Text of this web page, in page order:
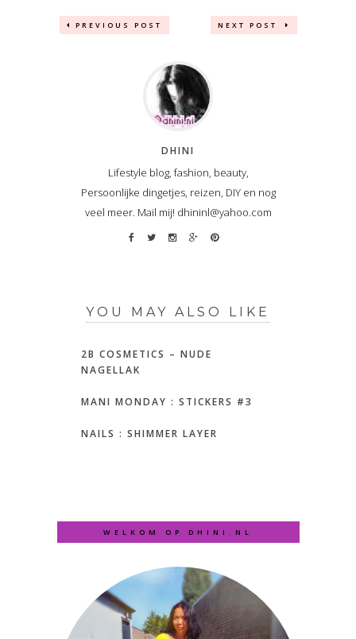
PREVIOUS POST NEXT POST
DHINI
Lifestyle blog, fashion, beauty,
Persoonlijke dingetjes, reizen, DIY en nog
veel meer. Mail mij! dhininl@yahoo.com
YOU MAY ALSO LIKE
2B COSMETICS – NUDE
NAGELLAK
MANI MONDAY : STICKERS #3
NAILS : SHIMMER LAYER
WELKOM OP DHINI.NL